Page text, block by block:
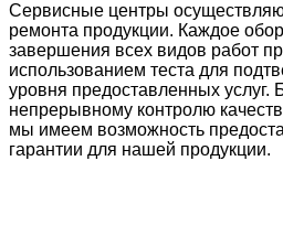
Сервисные центры
ремонта продукции. Каждое
завершения всех видов работ
использованием теста для
уровня предоставленных услуг.
непрерывному контролю
мы имеем возможность
гарантии для нашей продукции.